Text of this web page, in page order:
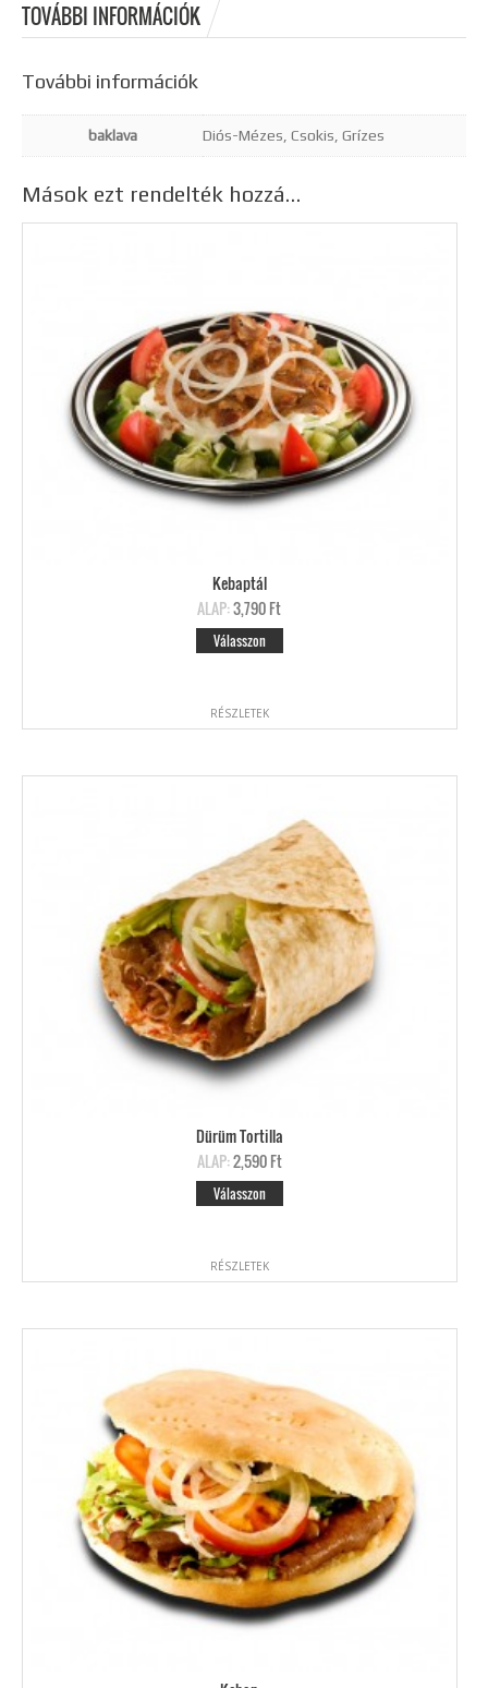
TOVÁBBI INFORMÁCIÓK
További információk
baklava Diós-Mézes, Csokis, Grízes
Mások ezt rendelték hozzá…
Kebaptál
ALAP:3,790 Ft
Válasszon
RÉSZLETEK
Dürüm Tortilla
ALAP:2,590 Ft
Válasszon
RÉSZLETEK